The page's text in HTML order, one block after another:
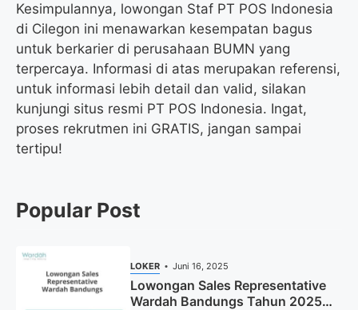
Kesimpulannya, lowongan Staf PT POS Indonesia
di Cilegon ini menawarkan kesempatan bagus
untuk berkarier di perusahaan BUMN yang
terpercaya. Informasi di atas merupakan referensi,
untuk informasi lebih detail dan valid, silakan
kunjungi situs resmi PT POS Indonesia. Ingat,
proses rekrutmen ini GRATIS, jangan sampai
tertipu!
Popular Post
LOKER Juni 16, 2025
Lowongan Sales Representative
Wardah Bandungs Tahun 2025